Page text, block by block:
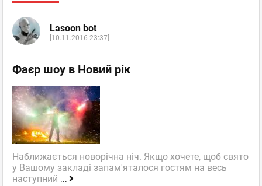
Lasoon bot
[10.11.2016 23:37]
Фаєр шоу в Новий рік
Наближається новорічна ніч. Якщо хочете, щоб свято
у Вашому закладі запам'яталося гостям на весь
наступний ...